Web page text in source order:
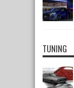
TUNING